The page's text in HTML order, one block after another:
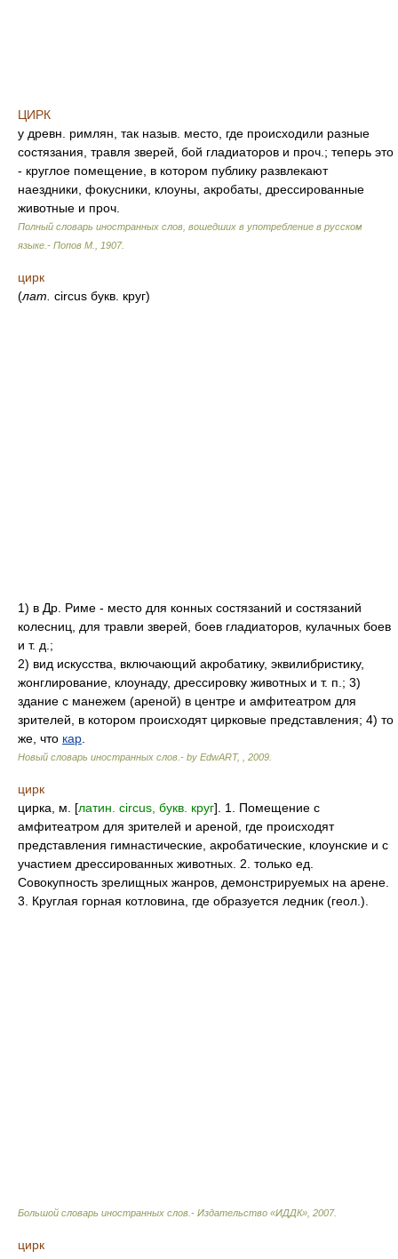
ЦИРК
у древн. римлян, так назыв. место, где происходили разные
состязания, травля зверей, бой гладиаторов и проч.; теперь это
- круглое помещение, в котором публику развлекают
наездники, фокусники, клоуны, акробаты, дрессированные
животные и проч.
Полный словарь иностранных слов, вошедших в употребление в русском
языке.- Попов М.
1907.
цирк
(лат. circus букв. круг)
1) в Др. Риме - место для конных состязаний и состязаний
колесниц, для травли зверей, боев гладиаторов, кулачных боев
и т. д.;
2) вид искусства, включающий акробатику, эквилибристику,
жонглирование, клоунаду, дрессировку животных и т. п.; 3)
здание с манежем (ареной) в центре и амфитеатром для
зрителей, в котором происходят цирковые представления; 4) то
же, что кар
Новый словарь иностранных слов.- by EdwART, 2009
цирк
цирка, м. [латин. circus, букв. круг]. 1. Помещение с
амфитеатром для зрителей и ареной, где происходят
представления гимнастические, акробатические, клоунские и с
участием дрессированных животных. 2. только ед.
Совокупность зрелищных жанров, демонстрируемых на арене.
3. Круглая горная котловина, где образуется ледник (геол.).
Большой словарь иностранных слов.- Издательство «ИДДК» 2007.
цирк